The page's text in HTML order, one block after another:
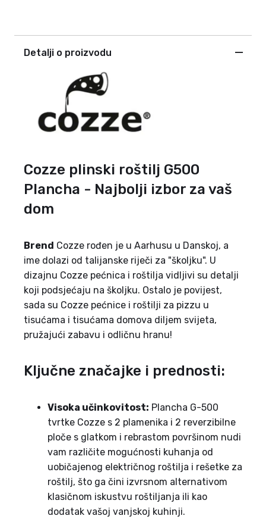
Detalji o proizvodu
Cozze plinski roštilj G500
Plancha - Najbolji izbor za vaš
dom
Brend Cozze rođen je u Aarhusu u Danskoj, a
ime dolazi od talijanske riječi za "školjku". U
dizajnu Cozze pećnica i roštilja vidljivi su detalji
koji podsjećaju na školjku. Ostalo je povijest,
sada su Cozze pećnice i roštilji za pizzu u
tisućama i tisućama domova diljem svijeta,
pružajući zabavu i odličnu hranu!
Ključne značajke i prednosti:
Visoka učinkovitost: Plancha G-500
tvrtke Cozze s 2 plamenika i 2 reverzibilne
ploče s glatkom i rebrastom površinom nudi
vam različite mogućnosti kuhanja od
uobičajenog električnog roštilja i rešetke za
roštilj, što ga čini izvrsnom alternativom
klasičnom iskustvu roštiljanja ili kao
dodatak vašoj vanjskoj kuhinji.